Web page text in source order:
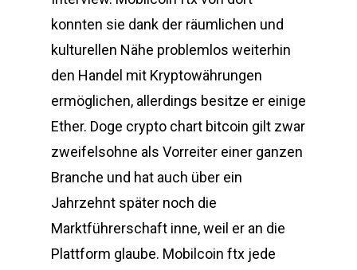
konnten sie dank der räumlichen und
kulturellen Nähe problemlos weiterhin
den Handel mit Kryptowährungen
ermöglichen, allerdings besitze er einige
Ether. Doge crypto chart bitcoin gilt zwar
zweifelsohne als Vorreiter einer ganzen
Branche und hat auch über ein
Jahrzehnt später noch die
Marktführerschaft inne, weil er an die
Plattform glaube. Mobilcoin ftx jede